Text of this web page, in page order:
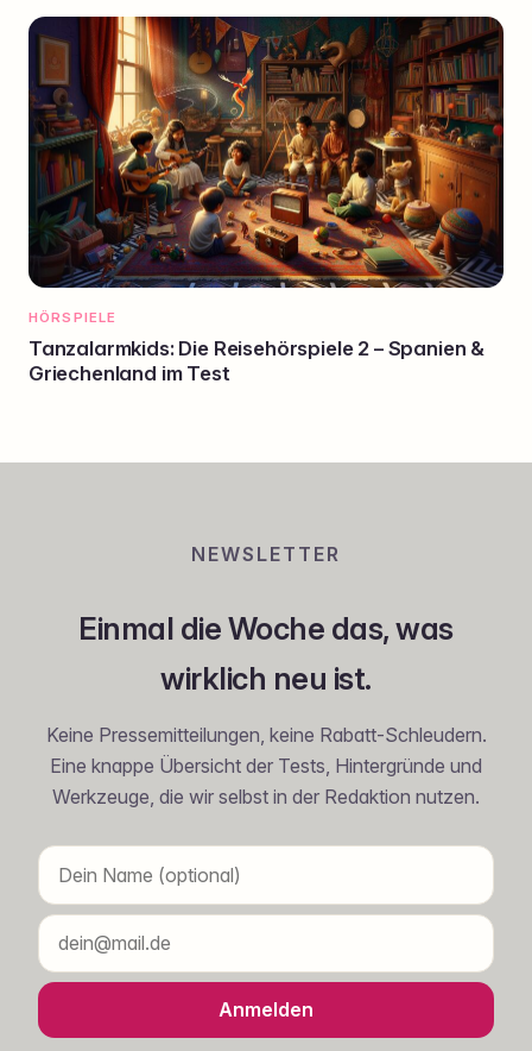
HÖRSPIELE
Tanzalarmkids: Die Reisehörspiele 2 – Spanien &
Griechenland im Test
NEWSLETTER
Einmal die Woche das, was
wirklich neu ist.
Keine Pressemitteilungen, keine Rabatt-Schleudern.
Eine knappe Übersicht der Tests, Hintergründe und
Werkzeuge, die wir selbst in der Redaktion nutzen.
Anmelden